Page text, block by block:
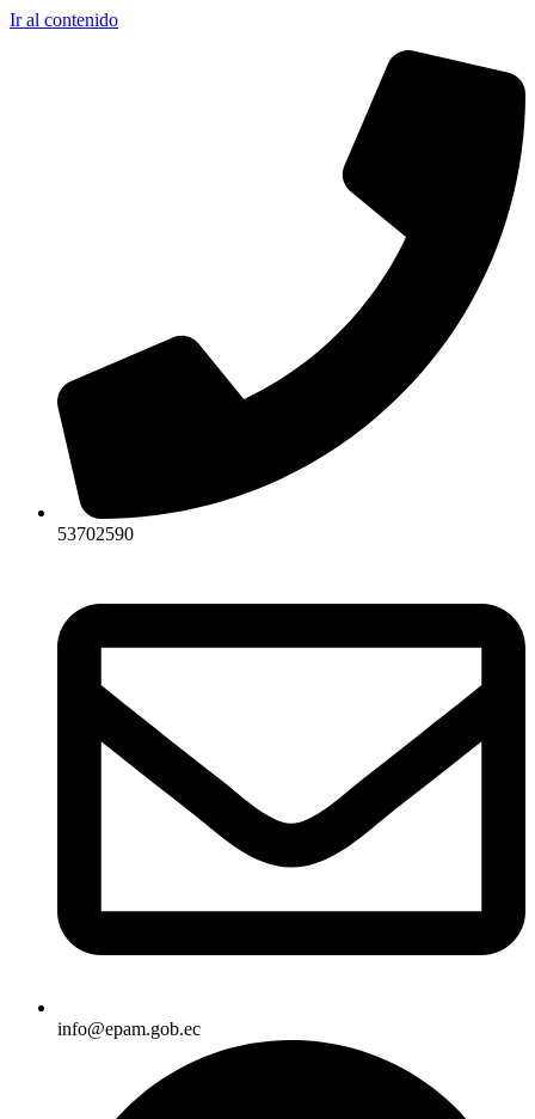
Ir al contenido
53702590
info@epam.gob.ec